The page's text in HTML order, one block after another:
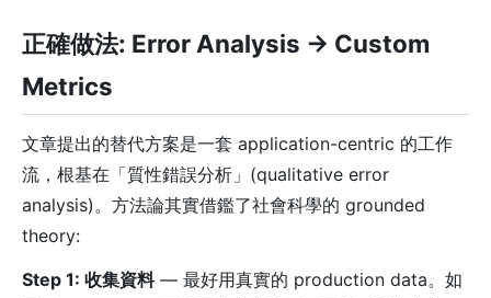
正確做法: Error Analysis → Custom
Metrics
文章提出的替代方案是一套 application-centric 的工作
流，根基在「質性錯誤分析」(qualitative error
analysis)。方法論其實借鑑了社會科學的 grounded
theory:
Step 1: 收集資料— 最好用真實的 production data。如